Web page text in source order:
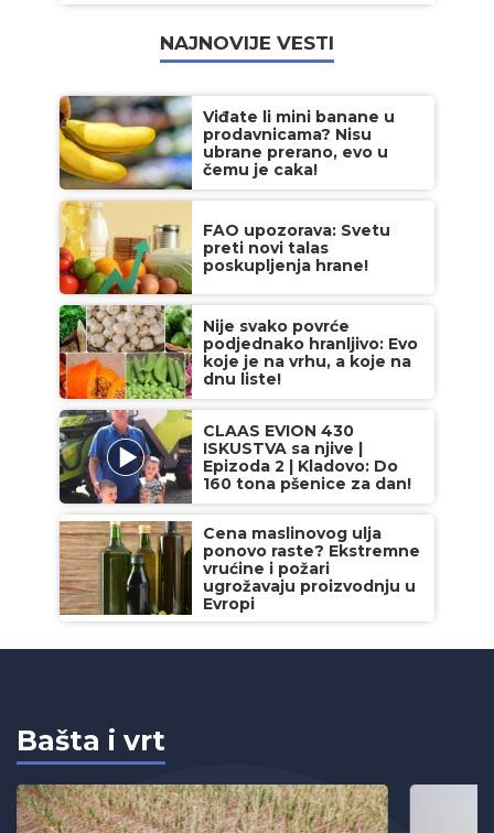
NAJNOVIJE VESTI
Viđate li mini banane u
prodavnicama? Nisu
ubrane prerano, evo u
čemu je caka!
FAO upozorava: Svetu
preti novi talas
poskupljenja hrane!
Nije svako povrće
podjednako hranljivo: Evo
koje je na vrhu, a koje na
dnu liste!
CLAAS EVION 430
ISKUSTVA sa njive |
Epizoda 2 | Kladovo: Do
160 tona pšenice za dan!
Cena maslinovog ulja
ponovo raste? Ekstremne
vrućine i požari
ugrožavaju proizvodnju u
Evropi
Bašta i vrt